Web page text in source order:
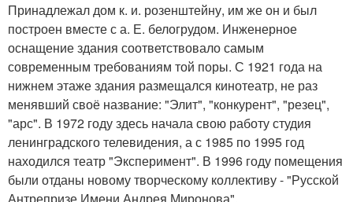
Принадлежал дом к. и. розенштейну, им же он и был
построен вместе с а. Е. белогрудом. Инженерное
оснащение здания соответствовало самым
современным требованиям той поры. С 1921 года на
нижнем этаже здания размещался кинотеатр, не раз
менявший своё название: "Элит", "конкурент", "резец",
"арс". В 1972 году здесь начала свою работу студия
ленинградского телевидения, а с 1985 по 1995 год
находился театр "Эксперимент". В 1996 году помещения
были отданы новому творческому коллективу - "Русской